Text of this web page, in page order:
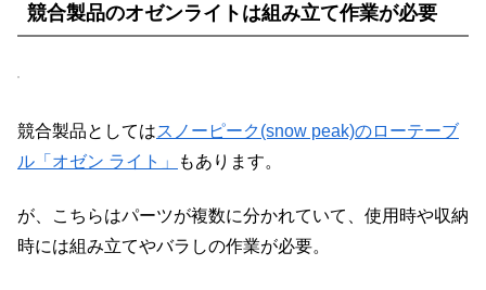
競合製品のオゼンライトは組み立て作業が必要
競合製品としてはスノーピーク(snow peak)のローテーブ
ル「オゼン ライト」
もあります。
が、こちらはパーツが複数に分かれていて、使用時や収納
時には組み立てやバラしの作業が必要。